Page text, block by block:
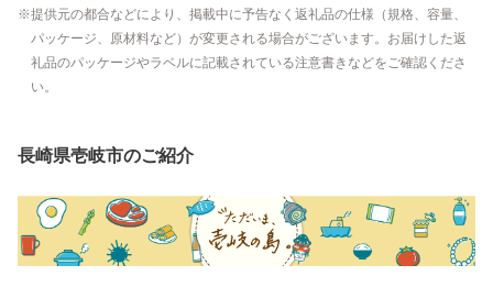
提供元の都合などにより、掲載中に予告なく返礼品の仕様（規格、容量、
パッケージ、原材料など）が変更される場合がございます。お届けした返
礼品のパッケージやラベルに記載されている注意書きなどをご確認くださ
い。
長崎県壱岐市のご紹介